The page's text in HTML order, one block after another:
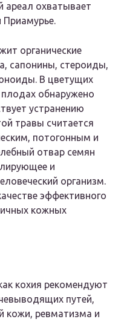
ареал охватывает
Приамурье.
органические
сапонины, стероиды,
В цветущих
плодах обнаружено
устранению
травы считается
потогонным и
отвар семян
и
организм.
эффективного
кожных
кохия рекомендуют
путей,
кожи, ревматизма и